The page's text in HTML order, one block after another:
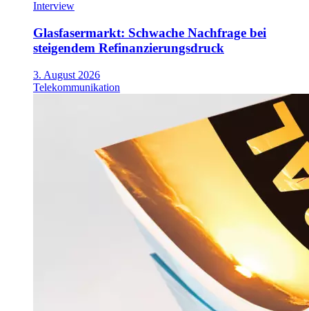
Interview
Glasfasermarkt: Schwache Nachfrage bei
steigendem Refinanzierungsdruck
3. August 2026
Telekommunikation